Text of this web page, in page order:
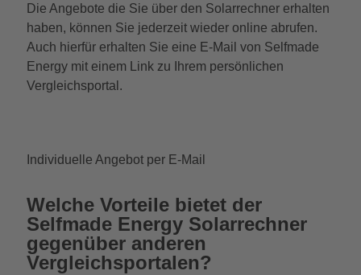
Die Angebote die Sie über den Solarrechner erhalten
haben, können Sie jederzeit wieder online abrufen.
Auch hierfür erhalten Sie eine E-Mail von Selfmade
Energy mit einem Link zu Ihrem persönlichen
Vergleichsportal.
Individuelle Angebot per E-Mail
Welche Vorteile bietet der
Selfmade Energy Solarrechner
gegenüber anderen
Vergleichsportalen?